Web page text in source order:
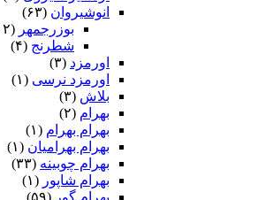
انوشیروان (۶۳)
بوزرجمهر (۱۲)
شطرنج (۴)
اورمزد (۳)
اورمزد نرسى‏ (۱)
بلاش (۳)
بهرام (۲)
بهرام بهرام (۱)
بهرام بهرامیان‏ (۱)
بهرام چوبینه (۳۳)
بهرام شاپور (۱)
بهرام گور (۵۹)